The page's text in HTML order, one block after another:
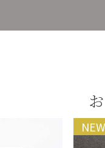
NEW